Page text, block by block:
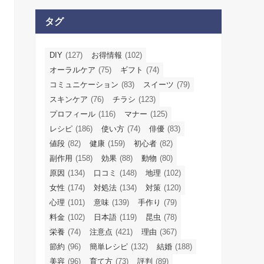
タグ
DIY (127) お得情報 (102)
オーラルケア (75) ギフト (74)
コミュニケーション (83) スイーツ (79)
スキンケア (76) チラシ (123)
プロフィール (116) マナー (125)
レシピ (186) 使い方 (74) 俳優 (83)
値段 (82) 健康 (159) 初心者 (82)
副作用 (158) 効果 (88) 動物 (80)
原因 (134) 口コミ (148) 地理 (102)
女性 (174) 対処法 (134) 対策 (120)
心理 (101) 意味 (139) 手作り (79)
料金 (102) 日本語 (119) 昆虫 (78)
栄養 (74) 注意点 (421) 理由 (367)
節約 (96) 簡単レシピ (132) 結婚 (188)
美容 (96) 育て方 (73) 評判 (89)